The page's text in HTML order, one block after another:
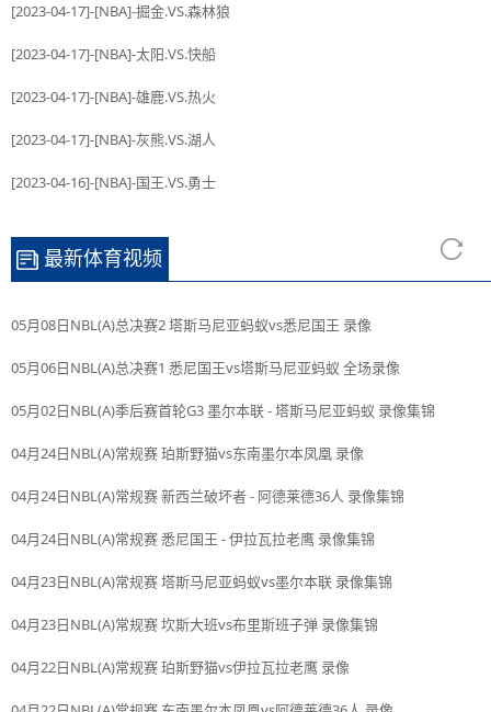
[2023-04-17]-[NBA]-掘金.VS.森林狼
[2023-04-17]-[NBA]-太阳.VS.快船
[2023-04-17]-[NBA]-雄鹿.VS.热火
[2023-04-17]-[NBA]-灰熊.VS.湖人
[2023-04-16]-[NBA]-国王.VS.勇士
最新体育视频
05月08日NBL(A)总决赛2 塔斯马尼亚蚂蚁vs悉尼国王 录像
05月06日NBL(A)总决赛1 悉尼国王vs塔斯马尼亚蚂蚁 全场录像
05月02日NBL(A)季后赛首轮G3 墨尔本联 - 塔斯马尼亚蚂蚁 录像集锦
04月24日NBL(A)常规赛 珀斯野猫vs东南墨尔本凤凰 录像
04月24日NBL(A)常规赛 新西兰破坏者 - 阿德莱德36人 录像集锦
04月24日NBL(A)常规赛 悉尼国王 - 伊拉瓦拉老鹰 录像集锦
04月23日NBL(A)常规赛 塔斯马尼亚蚂蚁vs墨尔本联 录像集锦
04月23日NBL(A)常规赛 坎斯大班vs布里斯班子弹 录像集锦
04月22日NBL(A)常规赛 珀斯野猫vs伊拉瓦拉老鹰 录像